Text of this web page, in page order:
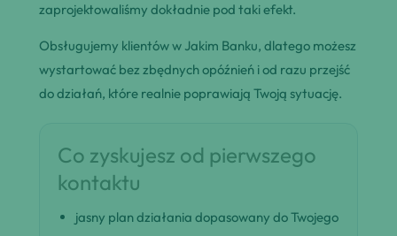
zaprojektowaliśmy dokładnie pod taki efekt.
Obsługujemy klientów w Jakim Banku, dlatego możesz
wystartować bez zbędnych opóźnień i od razu przejść
do działań, które realnie poprawiają Twoją sytuację.
Co zyskujesz od pierwszego
kontaktu
jasny plan działania dopasowany do Twojego